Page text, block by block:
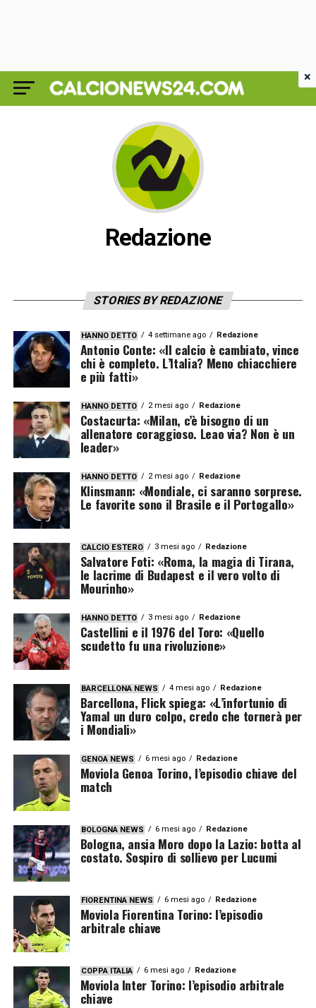
Redazione
STORIES BY REDAZIONE
HANNO DETTO 4 settimane ago Redazione
Antonio Conte: «Il calcio è cambiato, vince
chi è completo. L’Italia? Meno chiacchiere
e più fatti»
HANNO DETTO 2 mesi ago Redazione
Costacurta: «Milan, c’è bisogno di un
allenatore coraggioso. Leao via? Non è un
leader»
HANNO DETTO 2 mesi ago Redazione
Klinsmann: «Mondiale, ci saranno sorprese.
Le favorite sono il Brasile e il Portogallo»
CALCIO ESTERO 3 mesi ago Redazione
Salvatore Foti: «Roma, la magia di Tirana,
le lacrime di Budapest e il vero volto di
Mourinho»
HANNO DETTO 3 mesi ago Redazione
Castellini e il 1976 del Toro: «Quello
scudetto fu una rivoluzione»
BARCELLONA NEWS 4 mesi ago Redazione
Barcellona, Flick spiega: «L’infortunio di
Yamal un duro colpo, credo che tornerà per
i Mondiali»
GENOA NEWS 6 mesi ago Redazione
Moviola Genoa Torino, l’episodio chiave del
match
BOLOGNA NEWS 6 mesi ago Redazione
Bologna, ansia Moro dopo la Lazio: botta al
costato. Sospiro di sollievo per Lucumi
FIORENTINA NEWS 6 mesi ago Redazione
Moviola Fiorentina Torino: l’episodio
arbitrale chiave
COPPA ITALIA 6 mesi ago Redazione
Moviola Inter Torino: l’episodio arbitrale
chiave
×